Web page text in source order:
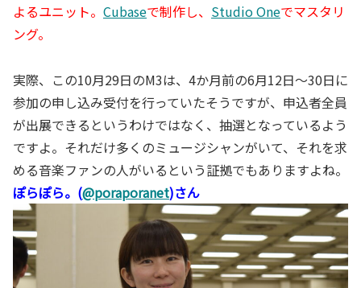
よるユニット。 Cubaseで制作し、 Studio Oneでマスタリ
ング。
実際、この10月29日のM3は、4か月前の6月12日～30日に
参加の申し込み受付を行っていたそうですが、申込者全員
が出展できるというわけではなく、抽選となっているよう
ですよ。それだけ多くのミュージシャンがいて、それを求
める音楽ファンの人がいるという証拠でもありますよね。
ぽらぽら。(@poraporanet)さん